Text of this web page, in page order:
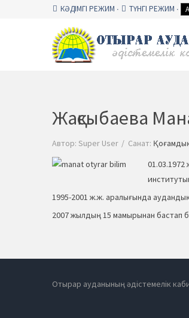
КӘДІМГІ РЕЖИМ ТҮНГІ РЕЖИМ
Жақсыбаева
Автор: Super User Санат:
1995-2001 ж.ж. аралығында
2007 жылдың 15 мамырынан бастап
Отырар ауданының әдістемелік